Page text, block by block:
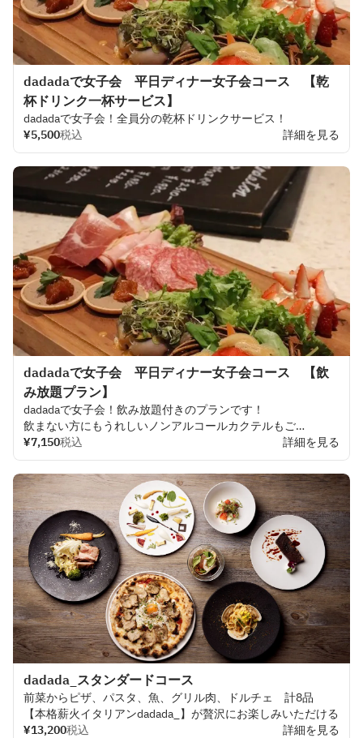
dadadaで女子会 平日ディナー女子会コース 【乾
杯ドリンク一杯サービス】
dadadaで女子会！ 全員分の乾杯 ドリンクサービス！
¥5,500税込 詳細を見る
dadadaで女子会 平日ディナー女子会コース 【飲
み放題プラン】
dadadaで女子会！ 飲み放題付きのプランです！
飲まない方にもうれしいノンアルコールカクテルもご
用意しています！
¥7,150税込 詳細を見る
dadada_スタンダードコース
前菜から ピザ、 パスタ、 魚、 グリル肉、 ドルチェ 計8品
【本格薪火イタリアンdadada _】 が贅沢にお楽しみいただける
コースです。
¥13,200税込 詳細を見る